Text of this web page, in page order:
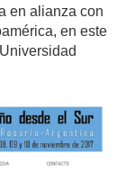
en alianza con
en este